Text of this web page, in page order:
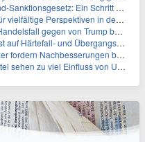
Ein Schritt in Richtung Energieunabhängigkeit
in der Gesundheitspolitik beim CDC-Gedenkakt ein
von Trump begnadigten Manager fallen
Härtefall- und Übergangsregelungen
Nachbesserungen bei Frühstartrente
zu viel Einfluss von US-Tech-Konzernen